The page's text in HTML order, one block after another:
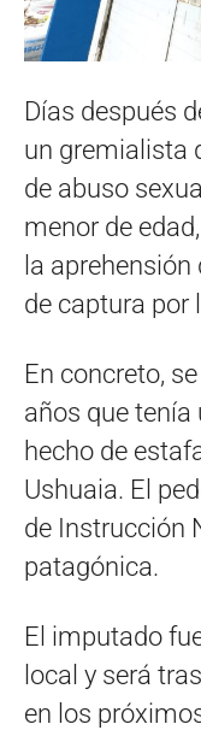
Días después
un gremialista
de abuso
menor de
la
de captura por
En concreto,
años que tenía
hecho de
Ushuaia. El
de Instrucción
patagónica.
El imputado
local y será
en los